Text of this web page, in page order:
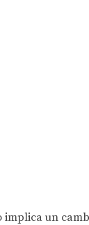
implica un